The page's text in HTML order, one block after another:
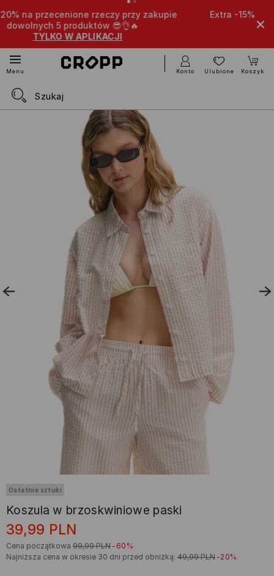
Extra -15% na przecenione produkty przy
dowolnych 4 itemów 🤩
Menu Konto Ulubione Koszyk
Ostatnie sztuki
Koszula w brzoskwiniowe paski
39,99 PLN
Cena początkowa 99,99 PLN -60%
Najniższa cena w okresie 30 dni przed obniżką: 49,99 PLN -20%